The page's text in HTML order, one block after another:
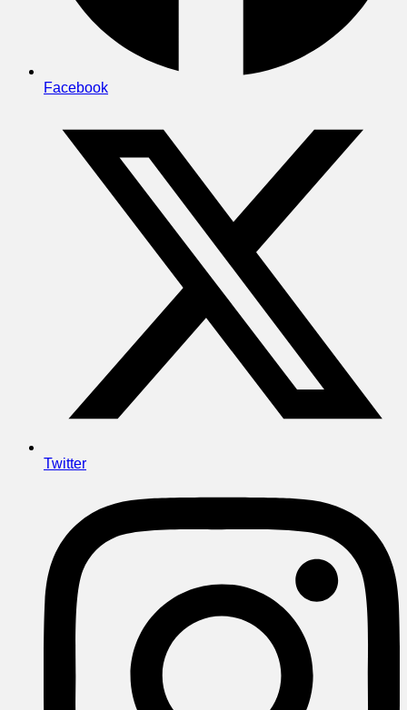
Facebook
Twitter